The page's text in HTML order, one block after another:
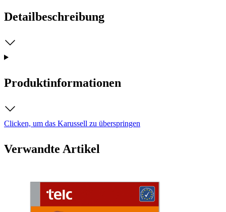
Detailbeschreibung
Produktinformationen
Clicken, um das Karussell zu überspringen
Verwandte Artikel